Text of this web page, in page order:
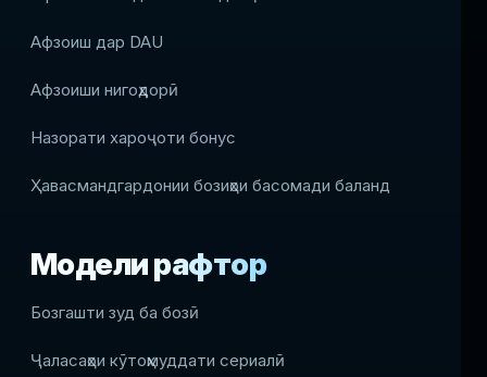
Афзоиш дар DAU
Афзоиши нигоҳдорӣ
Назорати хароҷоти бонус
Ҳавасмандгардонии бозиҳои басомади баланд
Модели рафтор
Бозгашти зуд ба бозӣ
Ҷаласаҳои кӯтоҳмуддати сериалӣ